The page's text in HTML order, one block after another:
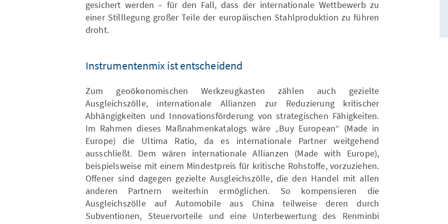
gesichert werden – für den Fall, dass der internationale Wettbewerb zu
einer Stilllegung großer Teile der europäischen Stahlproduktion zu führen
droht.
Instrumentenmix ist entscheidend
Zum geoökonomischen Werkzeugkasten zählen auch gezielte
Ausgleichszölle, internationale Allianzen zur Reduzierung kritischer
Abhängigkeiten und Innovationsförderung von strategischen Fähigkeiten.
Im Rahmen dieses Maßnahmenkatalogs wäre „Buy European“ (Made in
Europe) die Ultima Ratio, da es internationale Partner weitgehend
ausschließt. Dem wären internationale Allianzen (Made with Europe),
beispielsweise mit einem Mindestpreis für kritische Rohstoffe, vorzuziehen.
Offener sind dagegen gezielte Ausgleichszölle, die den Handel mit allen
anderen Partnern weiterhin ermöglichen. So kompensieren die
Ausgleichszölle auf Automobile aus China teilweise deren durch
Subventionen, Steuervorteile und eine Unterbewertung des Renminbi